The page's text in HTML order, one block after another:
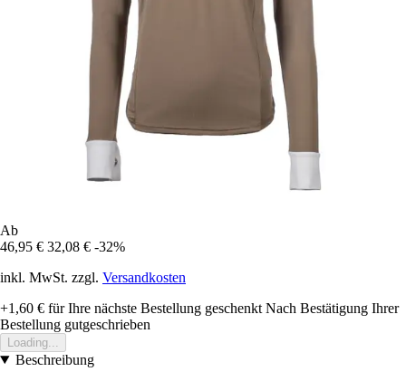
Ab
46,95 € 32,08 € -32%
inkl. MwSt. zzgl. Versandkosten
+1,60 € für Ihre nächste Bestellung geschenkt Nach Bestätigung Ihrer
Bestellung gutgeschrieben
Loading...
Beschreibung